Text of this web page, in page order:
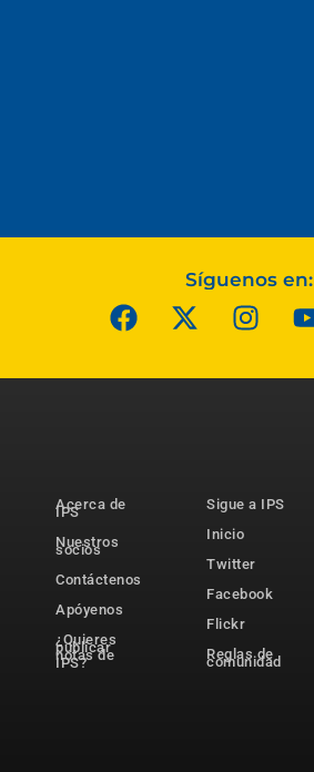
Síguenos en:
Acerca de
IPS
Nuestros
socios
Contáctenos
Apóyenos
¿Quieres
publicar
notas de
IPS?
Sigue a IPS
Inicio
Twitter
Facebook
Flickr
Reglas de
comunidad